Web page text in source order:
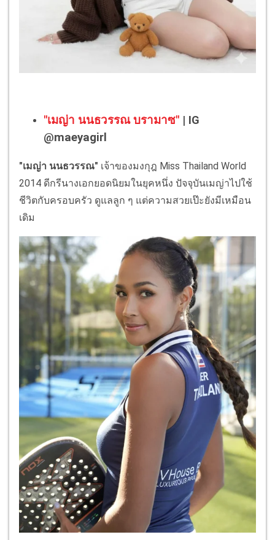
"เมญ่า นนธวรรณ บรามาซ" | IG
@maeyagirl
"เมญ่า นนธวรรณ" เจ้าของมงกุฎ Miss Thailand World
2014 ดีกรีนางเอกยอดนิยมในยุคหนึ่ง ปัจจุบันเมญ่าไปใช้
ชีวิตกับครอบครัว ดูแลลูก ๆ แต่ความสวยเป๊ะยังมีเหมือน
เดิม